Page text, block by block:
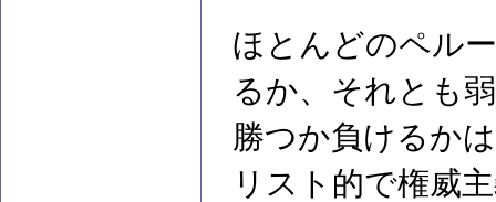
ほとんどのペル
るか、それとも
勝つか負けるか
リスト的で権威